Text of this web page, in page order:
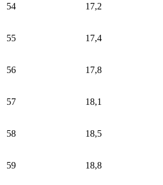
54 17,2
55 17,4
56 17,8
57 18,1
58 18,5
59 18,8